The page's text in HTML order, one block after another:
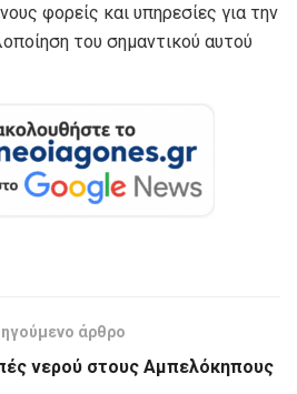
φορείς και υπηρεσίες για την
του σημαντικού αυτού
άρθρο
νερού στους Αμπελόκηπους